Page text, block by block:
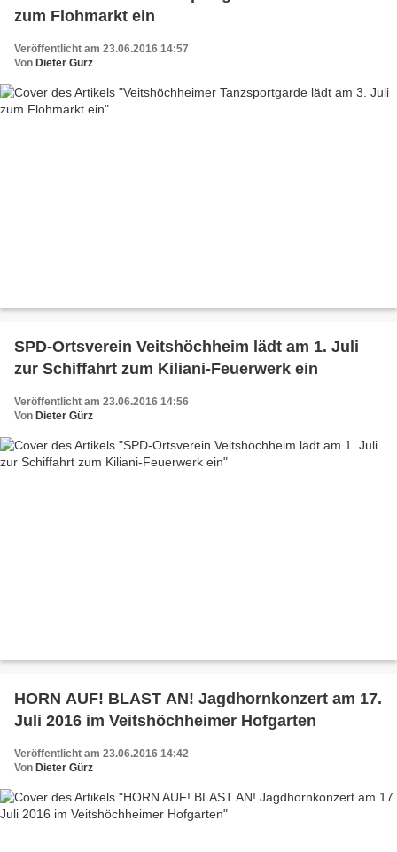
zum Flohmarkt ein
Veröffentlicht am 23.06.2016 14:57
Von Dieter Gürz
SPD-Ortsverein Veitshöchheim lädt am 1. Juli
zur Schiffahrt zum Kiliani-Feuerwerk ein
Veröffentlicht am 23.06.2016 14:56
Von Dieter Gürz
HORN AUF! BLAST AN! Jagdhornkonzert am 17.
Juli 2016 im Veitshöchheimer Hofgarten
Veröffentlicht am 23.06.2016 14:42
Von Dieter Gürz